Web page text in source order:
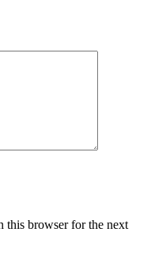
this browser for the next